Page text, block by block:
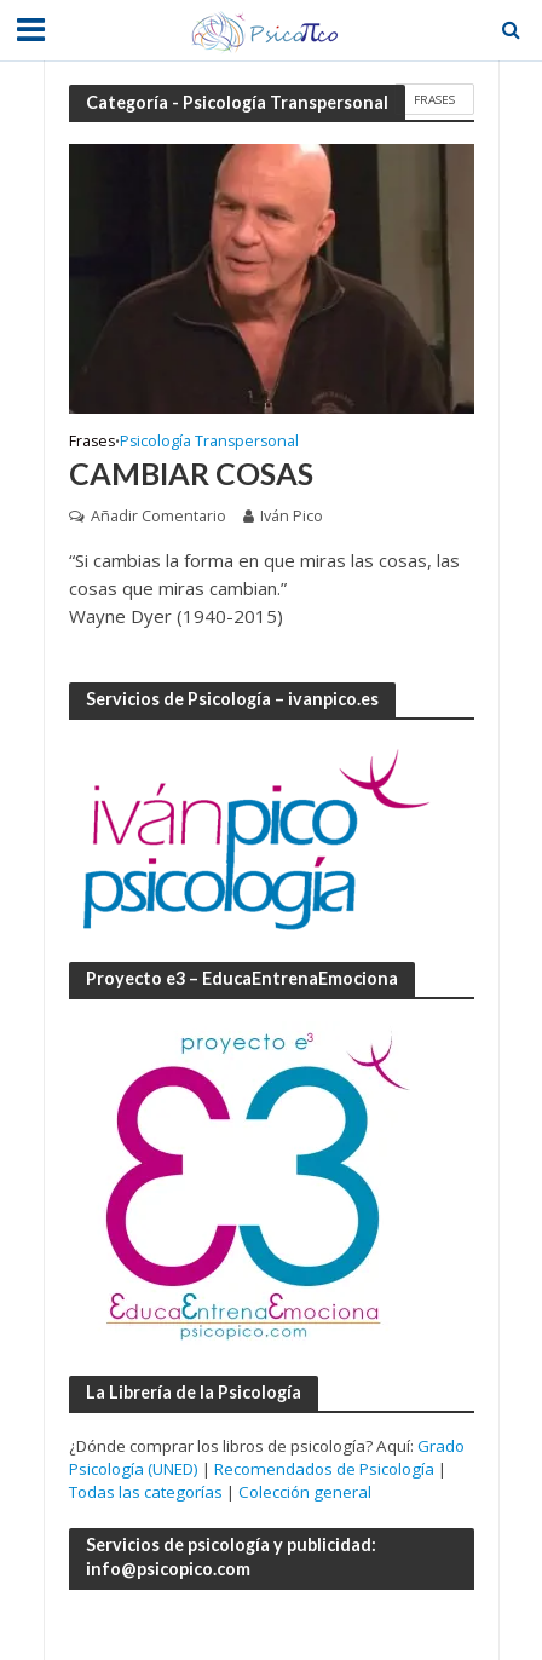
Categoría - Psicología Transpersonal FRASES
Frases•Psicología Transpersonal
CAMBIAR COSAS
Añadir Comentario Iván Pico
“Si cambias la forma en que miras las cosas, las
cosas que miras cambian.”
Wayne Dyer (1940-2015)
Servicios de Psicología – ivanpico.es
Proyecto e3 – EducaEntrenaEmociona
La Librería de la Psicología
¿Dónde comprar los libros de psicología? Aquí: Grado
Psicología (UNED) | Recomendados de Psicología |
Todas las categorías | Colección general
Servicios de psicología y publicidad:
info@psicopico.com